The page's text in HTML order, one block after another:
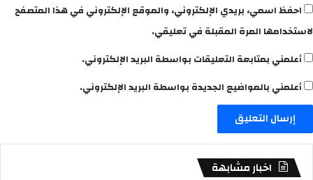
احفظ اسمي، بريدي الإلكتروني، والموقع الإلكتروني في هذا المتصفح
لاستخدامها المرة المقبلة في تعليقي.
أعلمني بمتابعة التعليقات بواسطة البريد الإلكتروني.
أعلمني بالمواضيع الجديدة بواسطة البريد الإلكتروني.
اخبار مشابهة